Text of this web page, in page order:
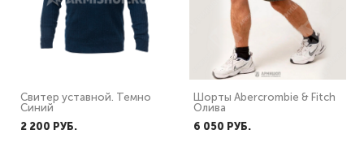
Свитер уставной. Темно
Синий
2 200 PУБ.
Шорты Abercrombie & Fitch
Олива
6 050 PУБ.